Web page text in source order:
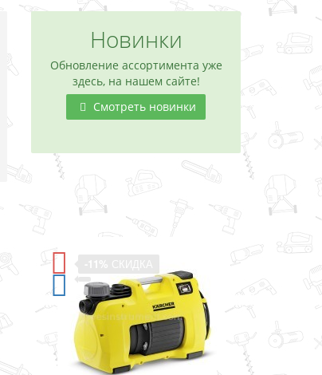
Новинки
Обновление ассортимента уже
здесь, на нашем сайте!
Смотреть новинки
СКИДКА